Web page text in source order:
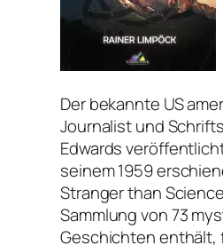
Der bekannte US
Journalist und
Edwards
seinem 1959
Stranger than
Sammlung von 73
Geschichten enthält,